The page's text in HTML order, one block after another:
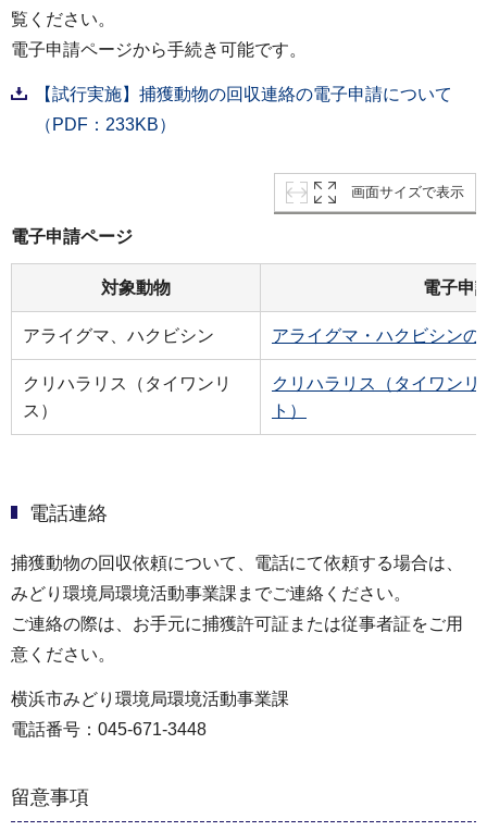
覧ください。
電子申請ページから手続き可能です。
【試行実施】捕獲動物の回収連絡の電子申請について
（PDF：233KB）
画面サイズで表示
電子申請ページ
対象動物 電子申
アライグマ、ハクビシン アライグマ・ハクビシン
クリハラリス（タイワンリ
ス）
クリハラリス（タイワン
ト）
電話連絡
捕獲動物の回収依頼について、電話にて依頼する場合は、
みどり環境局環境活動事業課までご連絡ください。
ご連絡の際は、お手元に捕獲許可証または従事者証をご用
意ください。
横浜市みどり環境局環境活動事業課
電話番号：045-671-3448
留意事項